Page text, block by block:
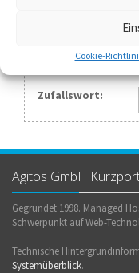
Cookie-
Zufallswort:
Agitos GmbH
Gegründet 1998. Managed
Schwerpunkt auf Web-
Technische
Systemüberblick.